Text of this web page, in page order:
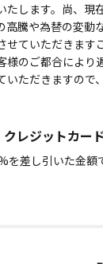
します。尚、
騰や為替の変動
ていただきます
のご都合によ
ただきますので
クレジットカー
差し引いた金額